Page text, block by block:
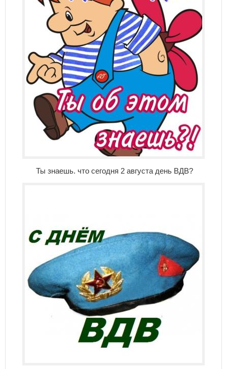
Ты знаешь. что сегодня 2 августа день ВДВ?